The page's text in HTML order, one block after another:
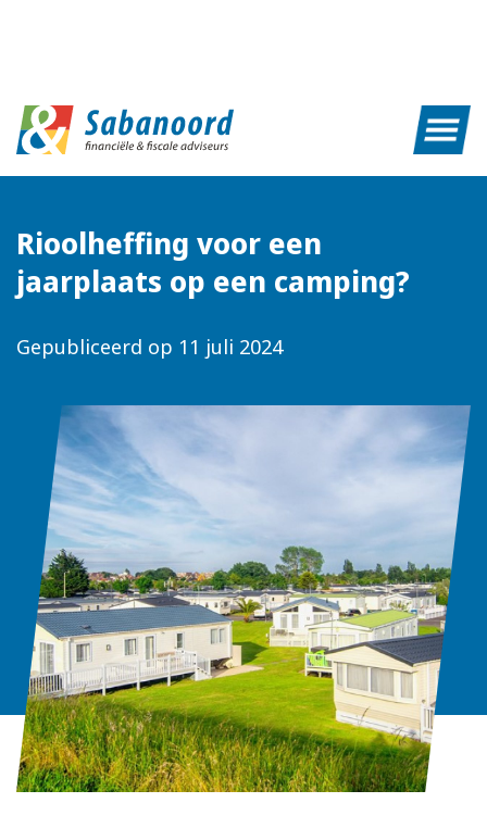
Rioolheffing voor een
jaarplaats op een camping?
Gepubliceerd op 11 juli 2024